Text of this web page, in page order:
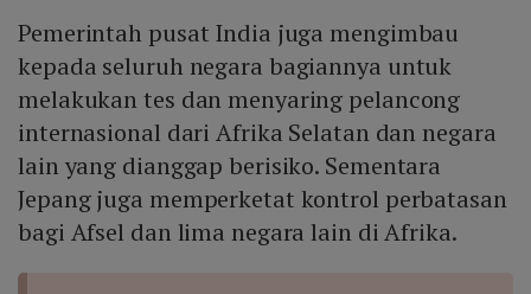
Pemerintah pusat India juga mengimbau
kepada seluruh negara bagiannya untuk
melakukan tes dan menyaring pelancong
internasional dari Afrika Selatan dan negara
lain yang dianggap berisiko. Sementara
Jepang juga memperketat kontrol perbatasan
bagi Afsel dan lima negara lain di Afrika.